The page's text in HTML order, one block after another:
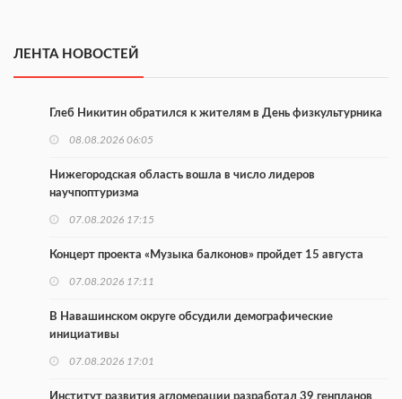
ЛЕНТА НОВОСТЕЙ
Глеб Никитин обратился к жителям в День физкультурника
08.08.2026 06:05
Нижегородская область вошла в число лидеров
научпоптуризма
07.08.2026 17:15
Концерт проекта «Музыка балконов» пройдет 15 августа
07.08.2026 17:11
В Навашинском округе обсудили демографические
инициативы
07.08.2026 17:01